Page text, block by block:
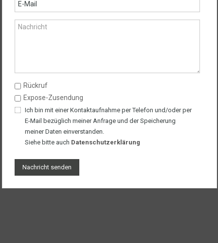
Rückruf
Expose-Zusendung
Ich bin mit einer Kontaktaufnahme per Telefon und/oder per
E-Mail bezüglich meiner Anfrage und der Speicherung
meiner Daten einverstanden.
Siehe bitte auch Datenschutzerklärung